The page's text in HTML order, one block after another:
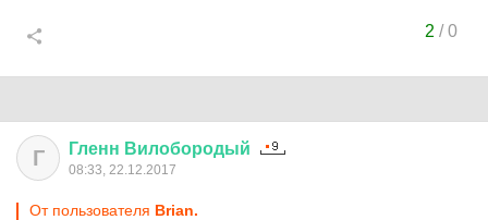
2 /0
Г Гленн Вилобородый
08:33, 22.12.2017
От пользователя Brian.